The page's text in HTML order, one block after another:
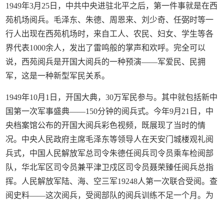
1949年3月25日，中共中央进驻北平之后，第一件事就是在西
苑机场阅兵。毛泽东、朱德、周恩来、刘少奇、任弼时等一
行人出现在西苑机场时，来自工人、农民、妇女、学生等各
界代表1000余人，发出了雷鸣般的掌声和欢呼。完全可以
说，西苑阅兵是开国大阅兵的一种预演——军爱民、民拥
军，这是一种新型军民关系。
1949年10月1日，开国大典，30万军民参与。其中就包括新中
国第一次军事盛典——150分钟的阅兵式。今年9月21日，中
央档案馆公布的开国大阅兵彩色视频，既展现了当时的情
况。中央人民政府主席毛泽东等领导人在天安门城楼观礼阅
兵式，中国人民解放军总司令朱德任阅兵司令员乘车检阅部
队，华北军区司令员兼平津卫戍区司令员聂荣臻任阅兵总指
挥。人民解放军陆、海、空三军19248人第一次联合受阅。查
阅史料——这次阅兵，受阅部队的阅兵训练不足一个月。为